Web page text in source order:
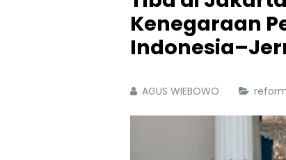
Kenegaraan
AGUS WIEBOWO